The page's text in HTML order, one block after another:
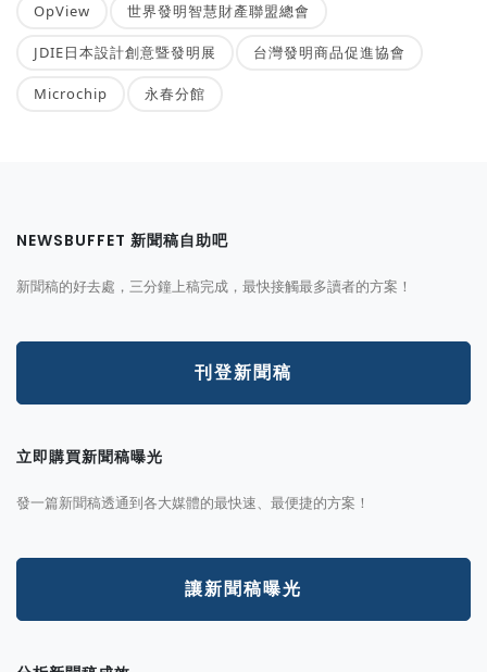
OpView 世界發明智慧財產聯盟總會
JDIE日本設計創意暨發明展 台灣發明商品促進協會
Microchip 永春分館
NEWSBUFFET 新聞稿自助吧
新聞稿的好去處，三分鐘上稿完成，最快接觸最多讀者的方案！
刊登新聞稿
立即購買新聞稿曝光
發一篇新聞稿透通到各大媒體的最快速、最便捷的方案！
讓新聞稿曝光